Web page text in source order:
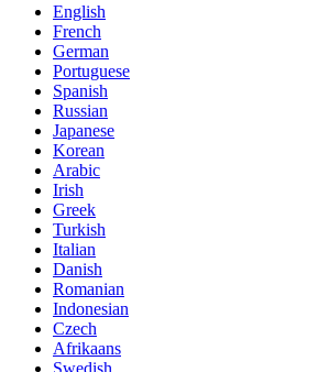
English
French
German
Portuguese
Spanish
Russian
Japanese
Korean
Arabic
Irish
Greek
Turkish
Italian
Danish
Romanian
Indonesian
Czech
Afrikaans
Swedish